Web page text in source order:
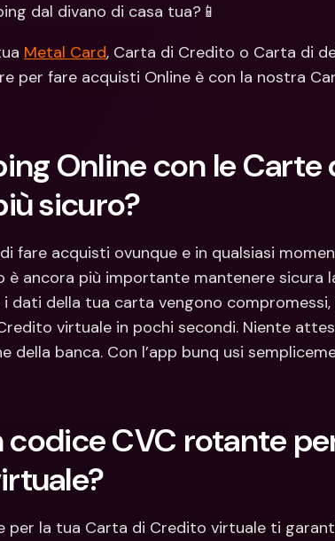
dal divano di casa tua?📱
Metal Card, Carta di Credito o Carta di
per fare acquisti Online è con la nostra
Online con le Carte
sicuro?
fare acquisti ovunque e in qualsiasi
è ancora più importante mantenere sicura
i dati della tua carta vengono compromessi,
virtuale in pochi secondi. Niente
della banca. Con l’app bunq usi
CVC rotante
per la tua Carta di Credito virtuale ti